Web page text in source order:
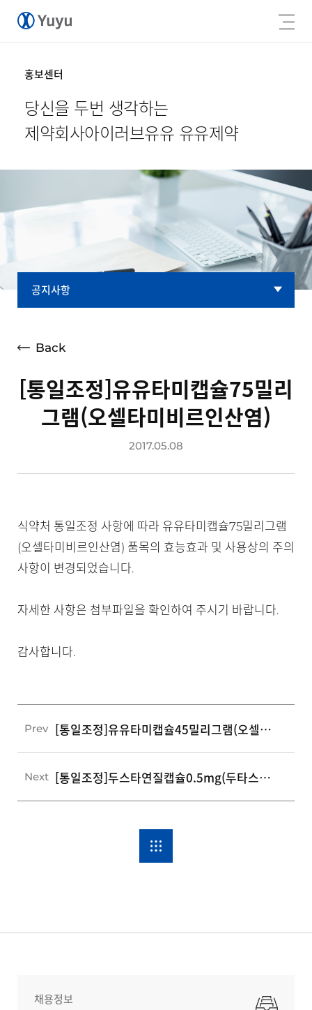
홍보센터
당신을 두번 생각하는
제약회사아이러브유유 유유제약
공지사항
광고소개
공지사항
고객지원
Back
[통일조정]유유타미캡슐75밀리
그램(오셀타미비르인산염)
2017.05.08
식약처 통일조정 사항에 따라 유유타미캡슐75밀리그램
(오셀타미비르인산염) 품목의 효능효과 및 사용상의 주의
사항이 변경되었습니다.
자세한 사항은 첨부파일을 확인하여 주시기 바랍니다.
감사합니다.
Prev [통일조정]유유타미캡슐45밀리그램(오셀타미비르인산염)
Next [통일조정]두스타연질캡슐0.5mg(두타스테리드)
채용정보